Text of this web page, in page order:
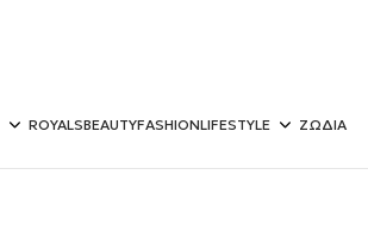
ROYALSBEAUTYFASHIONLIFESTYLE ΖΩΔΙΑ